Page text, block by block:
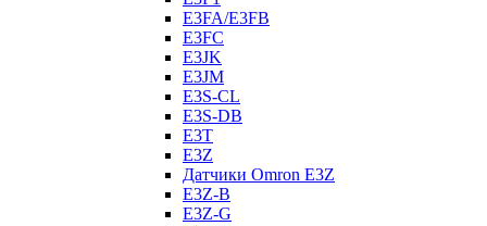
E3FA/E3FB
E3FC
E3JK
E3JM
E3S-CL
E3S-DB
E3T
E3Z
Датчики Omron E3Z
E3Z-B
E3Z-G